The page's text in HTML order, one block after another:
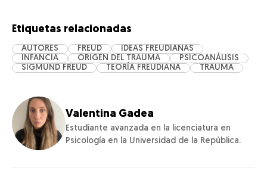
Etiquetas relacionadas
AUTORES FREUD
IDEAS FREUDIANAS
INFANCIA
ORIGEN DEL TRAUMA
PSICOANÁLISIS
SIGMUND FREUD
TEORÍA FREUDIANA TRAUMA
Valentina Gadea
Estudiante avanzada en la licenciatura en
Psicología en la Universidad de la República.